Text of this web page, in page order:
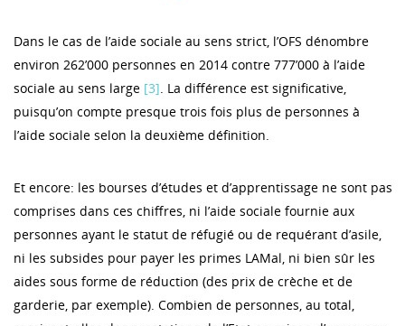
Dans le cas de l’aide sociale au sens strict, l’OFS dénombre
environ 262’000 personnes en 2014 contre 777’000 à l’aide
sociale au sens large [3]. La différence est significative,
puisqu’on compte presque trois fois plus de personnes à
l’aide sociale selon la deuxième définition.
Et encore: les bourses d’études et d’apprentissage ne sont pas
comprises dans ces chiffres, ni l’aide sociale fournie aux
personnes ayant le statut de réfugié ou de requérant d’asile,
ni les subsides pour payer les primes LAMal, ni bien sûr les
aides sous forme de réduction (des prix de crèche et de
garderie, par exemple). Combien de personnes, au total,